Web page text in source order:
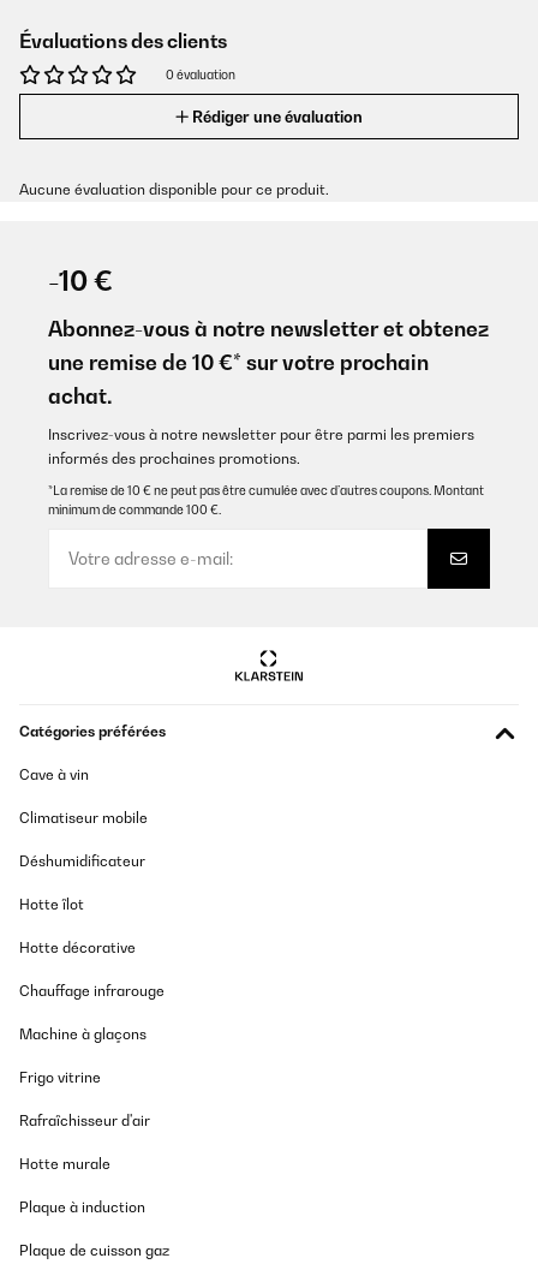
Évaluations des clients
0 évaluation
Rédiger une évaluation
Aucune évaluation disponible pour ce produit.
-10 €
Abonnez-vous à notre newsletter et obtenez
une remise de 10 €* sur votre prochain
achat.
Inscrivez-vous à notre newsletter pour être parmi les premiers
informés des prochaines promotions.
*La remise de 10 € ne peut pas être cumulée avec d’autres coupons. Montant
minimum de commande 100 €.
Catégories préférées
Cave à vin
Climatiseur mobile
Déshumidificateur
Hotte îlot
Hotte décorative
Chauffage infrarouge
Machine à glaçons
Frigo vitrine
Rafraîchisseur d'air
Hotte murale
Plaque à induction
Plaque de cuisson gaz